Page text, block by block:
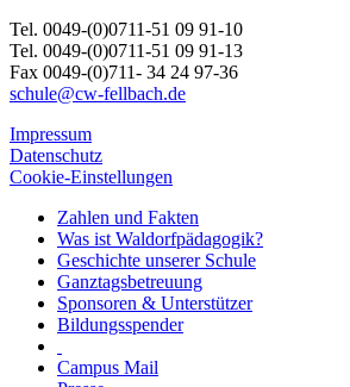
Tel. 0049-(0)0711-51 09 91-10
Tel. 0049-(0)0711-51 09 91-13
Fax 0049-(0)711- 34 24 97-36
schule@cw-fellbach.de
Impressum
Datenschutz
Cookie-Einstellungen
Zahlen und Fakten
Was ist Waldorfpädagogik?
Geschichte unserer Schule
Ganztagsbetreuung
Sponsoren & Unterstützer
Bildungsspender
Campus Mail